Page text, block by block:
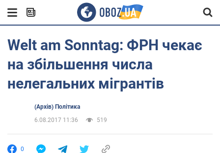
Welt am Sonntag: ФРН чекає
на збільшення числа
нелегальних мігрантів
(Архів) Політика
6.08.2017 11:36
519
0